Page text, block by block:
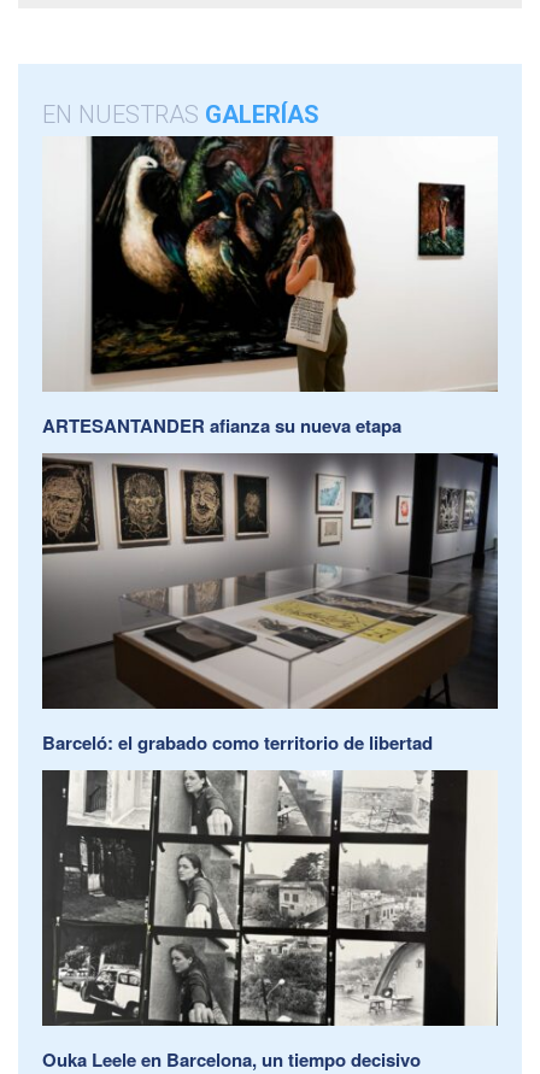
EN NUESTRAS GALERÍAS
ARTESANTANDER afianza su nueva etapa
Barceló: el grabado como territorio de libertad
Ouka Leele en Barcelona, un tiempo decisivo